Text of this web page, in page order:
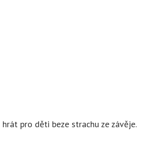
pro děti beze strachu ze závěje.